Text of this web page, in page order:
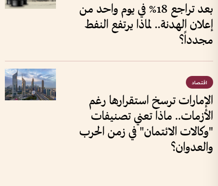
بعد تراجع 18% في يوم واحد من
إعلان الهدنة.. لماذا يرتفع النفط
مجدداً؟
اقتصاد
الإمارات ترسخ استقرارها رغم
الأزمات.. ماذا تعني تصنيفات
"وكالات الائتمان" في زمن الحرب
والعدوان؟